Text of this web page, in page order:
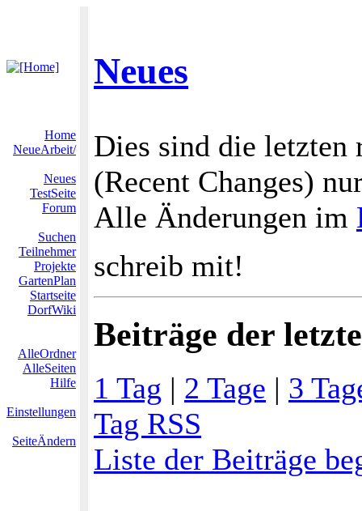
Neues
Home
NeueArbeit/
Neues
TestSeite
Forum
Suchen
Teilnehmer
Projekte
GartenPlan
Startseite
DorfWiki
AlleOrdner
AlleSeiten
Hilfe
Einstellungen
SeiteÄndern
Dies sind die letzten
(Recent Changes)
Alle Änderungen im
schreib mit!
Beiträge der
1 Tag | 2 Tage | 3
Tag RSS
Liste der Beiträge